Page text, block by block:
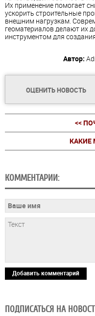
Их применение помогает
ускорить строительные
внешним нагрузкам.
геоматериалов делают их
инструментом для
Автор:
ОЦЕНИТЬ НОВОСТЬ
<<
КАКИЕ
КОММЕНТАРИИ:
Добавить комментарий
ПОДПИСАТЬСЯ НА